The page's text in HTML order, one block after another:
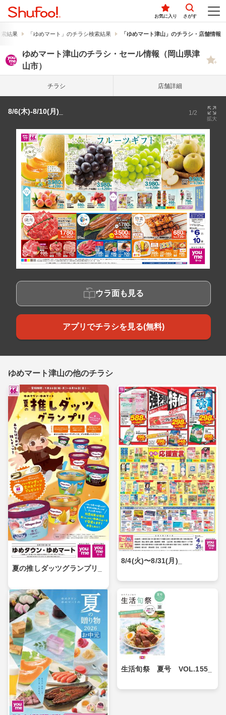
お気に入り さがす
結果 「ゆめマート」のチラシ検索結果 「ゆめマート津山」のチラシ・店舗情報
ゆめマート津山のチラシ・セール情報（岡山県津
山市）
チラシ 店舗詳細
8/6(木)-8/10(月)_ 1/2
拡大
ウラ面も見る
アプリでチラシを見る(無料)
ゆめマート津山の他のチラシ
夏の推しダッツグランプリ_
8/4(火)〜8/31(月)_
生活旬祭 夏号 VOL.155_